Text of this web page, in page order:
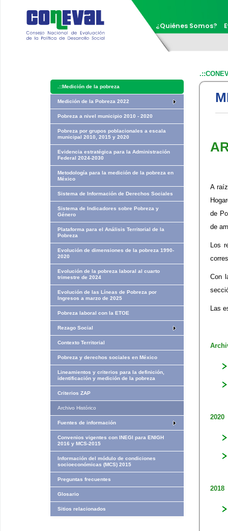
¿Quiénes Somos?
.::Medición de la pobreza
Medición de la Pobreza 2022
Pobreza a nivel municipio 2010 - 2020
Pobreza por grupos poblacionales a escala
municipal 2010, 2015 y 2020
Evidencia estratégica para la Administración
Federal 2024-2030
Metodología para la medición de la pobreza en
México
Sistema de Información de Derechos Sociales
Sistema de Indicadores sobre Pobreza y
Género
Plataforma para el Análisis Territorial de la
Pobreza
Evolución de dimensiones de la pobreza 1990-
2020
Evolución de la pobreza laboral al cuarto
trimestre de 2024
Evolución de las Líneas de Pobreza por
Ingresos​​ a marzo de 2025
Pobreza laboral con la ETOE
Rezago Social
Contexto Territorial
Pobreza y derechos sociales en México
Lineamientos y criterios para la definición,
identificación y medición de la pobreza
Criterios ZAP
Archivo Histórico
Fuentes de información
Convenios vigentes con INEGI para ENIGH
2016 y MCS-2015
Información del módulo de condiciones
socioeconómicas (MCS) 2015
Preguntas frecuentes
Glosario
Sitios relacionados
A
de
de
Los
Con
Las
2020
2018